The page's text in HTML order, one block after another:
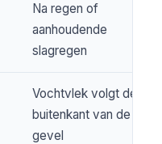
Na regen of
aanhoudende
slagregen
Vochtvlek volgt de
buitenkant van de
gevel